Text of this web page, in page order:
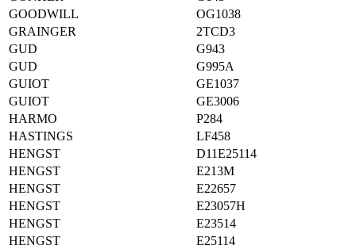
GOODWILL
OG1038
GRAINGER
2TCD3
GUD
G943
GUD
G995A
GUIOT
GE1037
GUIOT
GE3006
HARMO
P284
HASTINGS
LF458
HENGST
D11E25114
HENGST
E213M
HENGST
E22657
HENGST
E23057H
HENGST
E23514
HENGST
E25114